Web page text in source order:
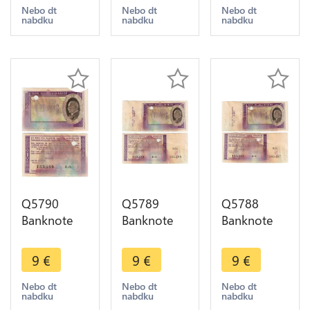
Berlioz
1976 ->
Nebo dt
nabdku
Debussy
1980 ->
Nebo dt
nabdku
1941 Vendu
-> Make
Nebo dt
nabdku
Q5790
Banknote
Solidarité 1
Franc Pétain
1941 Vendu
-> Make
9 €
Nebo dt
nabdku
Q5789
Banknote
Solidarité 1
Franc Pétain
1941 Non
Vendu ->
9 €
Nebo dt
nabdku
Q5788
Banknote
Solidarité 1
Franc Pétain
1941 Non
Vendu ->
9 €
Nebo dt
nabdku